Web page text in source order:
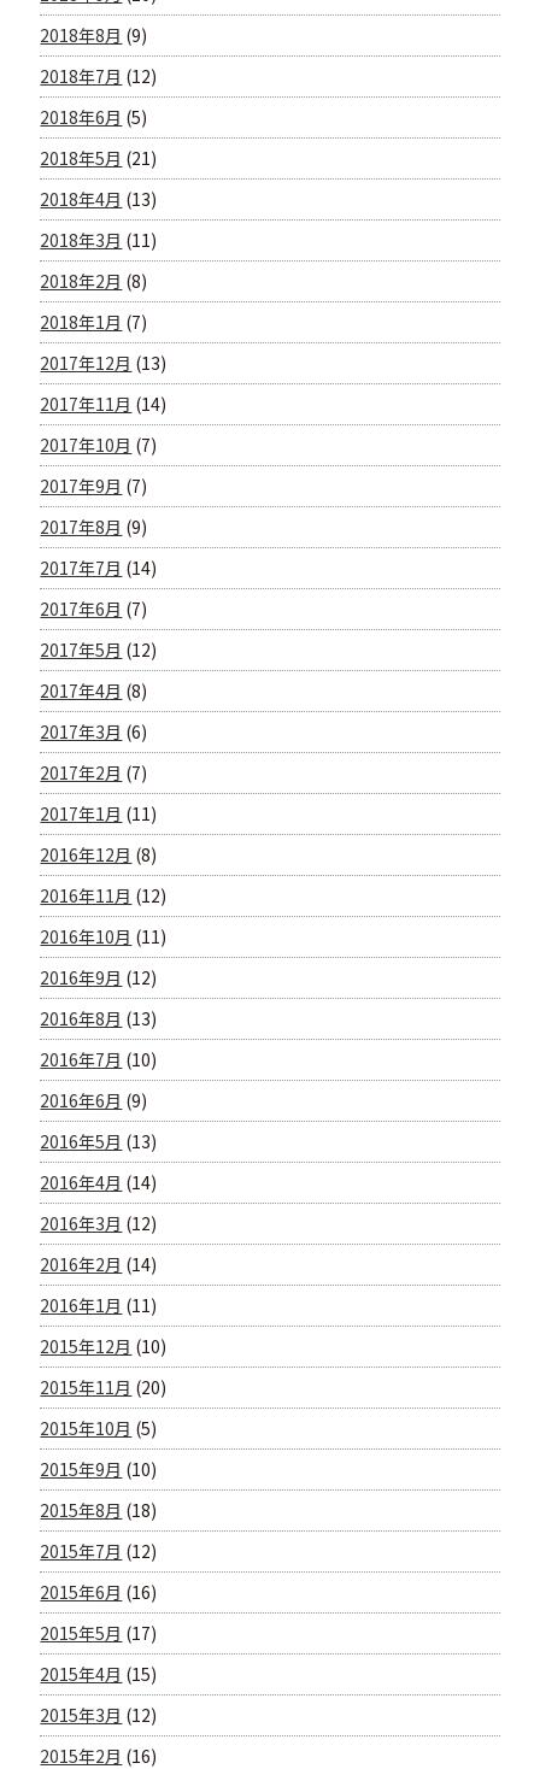
2018年8月 (9)
2018年7月 (12)
2018年6月 (5)
2018年5月 (21)
2018年4月 (13)
2018年3月 (11)
2018年2月 (8)
2018年1月 (7)
2017年12月 (13)
2017年11月 (14)
2017年10月 (7)
2017年9月 (7)
2017年8月 (9)
2017年7月 (14)
2017年6月 (7)
2017年5月 (12)
2017年4月 (8)
2017年3月 (6)
2017年2月 (7)
2017年1月 (11)
2016年12月 (8)
2016年11月 (12)
2016年10月 (11)
2016年9月 (12)
2016年8月 (13)
2016年7月 (10)
2016年6月 (9)
2016年5月 (13)
2016年4月 (14)
2016年3月 (12)
2016年2月 (14)
2016年1月 (11)
2015年12月 (10)
2015年11月 (20)
2015年10月 (5)
2015年9月 (10)
2015年8月 (18)
2015年7月 (12)
2015年6月 (16)
2015年5月 (17)
2015年4月 (15)
2015年3月 (12)
2015年2月 (16)